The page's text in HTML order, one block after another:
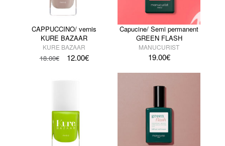
CAPPUCCINO/ vernis
KURE BAZAAR
KURE BAZAAR
18.00€ 12.00€
Capucine/ Semi permanent
GREEN FLASH
MANUCURIST
19.00€